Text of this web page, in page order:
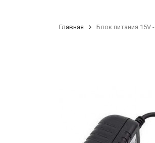
Главная Блок питания 15V